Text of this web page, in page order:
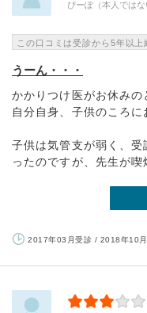
ぴーぽ（本人では
この口コミは受診から5年以上
うーん・・・
かかりつけ医がお休みの
自分自身、子供のころに
子供は気管支が弱く、
ったのですが、先生が喫
2017年03月受診 / 2018年10